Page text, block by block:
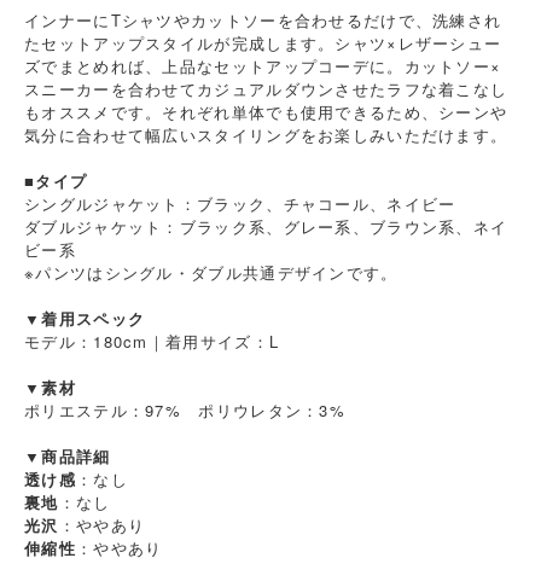
インナーにTシャツやカットソーを合わせるだけで、洗練され
たセットアップスタイルが完成します。シャツ×レザーシュー
ズでまとめれば、上品なセットアップコーデに。カットソー×
スニーカーを合わせてカジュアルダウンさせたラフな着こなし
もオススメです。それぞれ単体でも使用できるため、シーンや
気分に合わせて幅広いスタイリングをお楽しみいただけます。
■タイプ
シングルジャケット：ブラック、チャコール、ネイビー
ダブルジャケット：ブラック系、グレー系、ブラウン系、ネイ
ビー系
※パンツはシングル・ダブル共通デザインです。
▼着用スペック
モデル：180cm｜着用サイズ：L
▼素材
ポリエステル：97% ポリウレタン：3%
▼商品詳細
透け感 ：なし
裏地 ：なし
光沢 ：ややあり
伸縮性 ：ややあり